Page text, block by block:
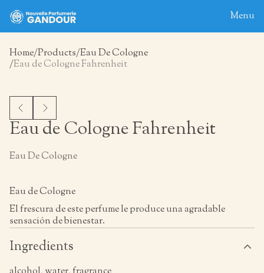
Menu
Home
Blog
Products
Home Products Eau De Cologne
Eau de Cologne Fahrenheit
Eau de Cologne Fahrenheit
Eau De Cologne
Eau de Cologne
El frescura de este perfume le produce una agradable
sensación de bienestar.
Ingredients